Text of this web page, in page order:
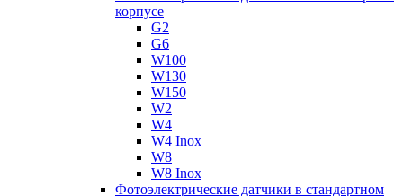
корпусе
G2
G6
W100
W130
W150
W2
W4
W4 Inox
W8
W8 Inox
Фотоэлектрические датчики в стандартном